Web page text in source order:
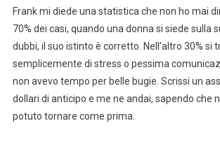
Frank mi diede una statistica che non ho mai
70% dei casi, quando una donna si siede sulla
dubbi, il suo istinto è corretto. Nell’altro 30% si
semplicemente di stress o pessima
non avevo tempo per belle bugie. Scrissi un
dollari di anticipo e me ne andai, sapendo che
potuto tornare come prima.